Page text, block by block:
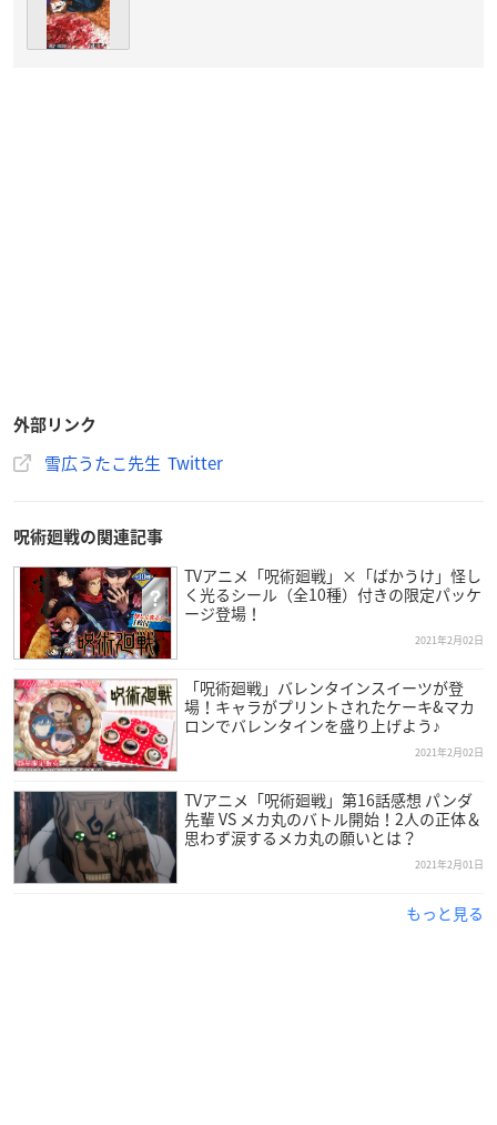
外部リンク
雪広うたこ先生 Twitter
呪術廻戦の関連記事
TVアニメ「呪術廻戦」×「ばかうけ」怪し
く光るシール（全10種）付きの限定パッケ
ージ登場！
2021年2月02日
「呪術廻戦」バレンタインスイーツが登
場！キャラがプリントされたケーキ&マカ
ロンでバレンタインを盛り上げよう♪
2021年2月02日
TVアニメ「呪術廻戦」第16話感想 パンダ
先輩 VS メカ丸のバトル開始！2人の正体＆
思わず涙するメカ丸の願いとは？
2021年2月01日
もっと見る